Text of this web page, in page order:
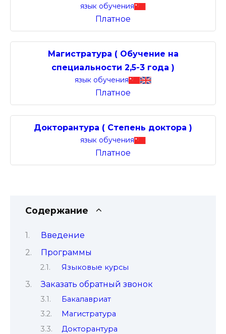
язык обучения
Платное
Магистратура ( Обучение на
специальности 2,5-3 года )
язык обучения
Платное
Докторантура ( Степень доктора )
язык обучения
Платное
Содержание
Введение
Программы
Языковые курсы
Заказать обратный звонок
Бакалавриат
Магистратура
Докторантура